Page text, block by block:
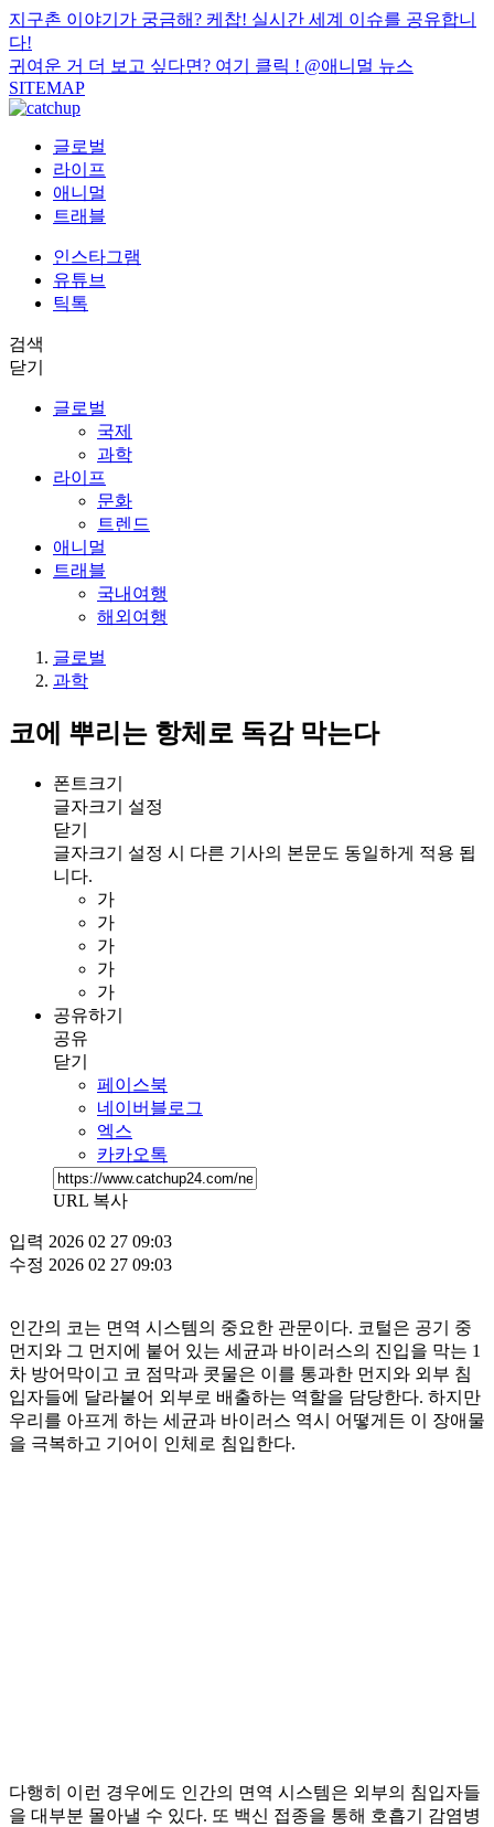
지구촌 이야기가 궁금해? 케찹! 실시간 세계 이슈를 공유합니
다!
귀여운 거 더 보고 싶다면? 여기 클릭 ! @애니멀 뉴스
SITEMAP
글로벌
라이프
애니멀
트래블
인스타그램
유튜브
틱톡
검색
닫기
글로벌
국제
과학
라이프
문화
트렌드
애니멀
트래블
국내여행
해외여행
글로벌
과학
코에 뿌리는 항체로 독감 막는다
폰트크기
글자크기 설정
닫기
글자크기 설정 시 다른 기사의 본문도 동일하게 적용 됩
니다.
가
가
가
가
가
공유하기
공유
닫기
페이스북
네이버블로그
엑스
카카오톡
URL 복사
입력 2026 02 27 09:03
수정 2026 02 27 09:03
인간의 코는 면역 시스템의 중요한 관문이다. 코털은 공기 중
먼지와 그 먼지에 붙어 있는 세균과 바이러스의 진입을 막는 1
차 방어막이고 코 점막과 콧물은 이를 통과한 먼지와 외부 침
입자들에 달라붙어 외부로 배출하는 역할을 담당한다. 하지만
우리를 아프게 하는 세균과 바이러스 역시 어떻게든 이 장애물
을 극복하고 기어이 인체로 침입한다.
다행히 이런 경우에도 인간의 면역 시스템은 외부의 침입자들
을 대부분 몰아낼 수 있다. 또 백신 접종을 통해 호흡기 감염병